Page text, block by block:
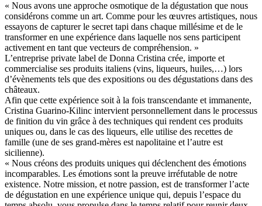
« Nous avons une approche osmotique de la dégustation que nous
considérons comme un art. Comme pour les œuvres artistiques, nous
essayons de capturer le secret tapi dans chaque millésime et de le
transformer en une expérience dans laquelle nos sens participent
activement en tant que vecteurs de compréhension. »
L’entreprise private label de Donna Cristina crée, importe et
commercialise ses produits italiens (vins, liqueurs, huiles,…) lors
d’évènements tels que des expositions ou des dégustations dans des
châteaux.
Afin que cette expérience soit à la fois transcendante et immanente,
Cristina Guarino-Kilinc intervient personnellement dans le processus
de finition du vin grâce à des techniques qui rendent ces produits
uniques ou, dans le cas des liqueurs, elle utilise des recettes de
famille (une de ses grand-mères est napolitaine et l’autre est
sicilienne).
« Nous créons des produits uniques qui déclenchent des émotions
incomparables. Les émotions sont la preuve irréfutable de notre
existence. Notre mission, et notre passion, est de transformer l’acte
de dégustation en une expérience unique qui, depuis l’espace du